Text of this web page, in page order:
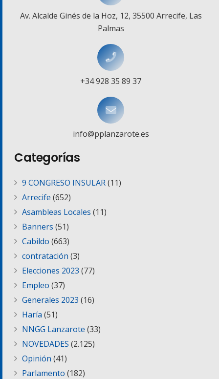
Av. Alcalde Ginés de la Hoz, 12, 35500 Arrecife, Las
Palmas
+34 928 35 89 37
info@pplanzarote.es
Categorías
9 CONGRESO INSULAR(11)
Arrecife (652)
Asambleas Locales (11)
Banners (51)
Cabildo (663)
contratación (3)
Elecciones 2023 (77)
Empleo (37)
Generales 2023 (16)
Haría (51)
NNGG Lanzarote (33)
NOVEDADES (2.125)
Opinión (41)
Parlamento (182)